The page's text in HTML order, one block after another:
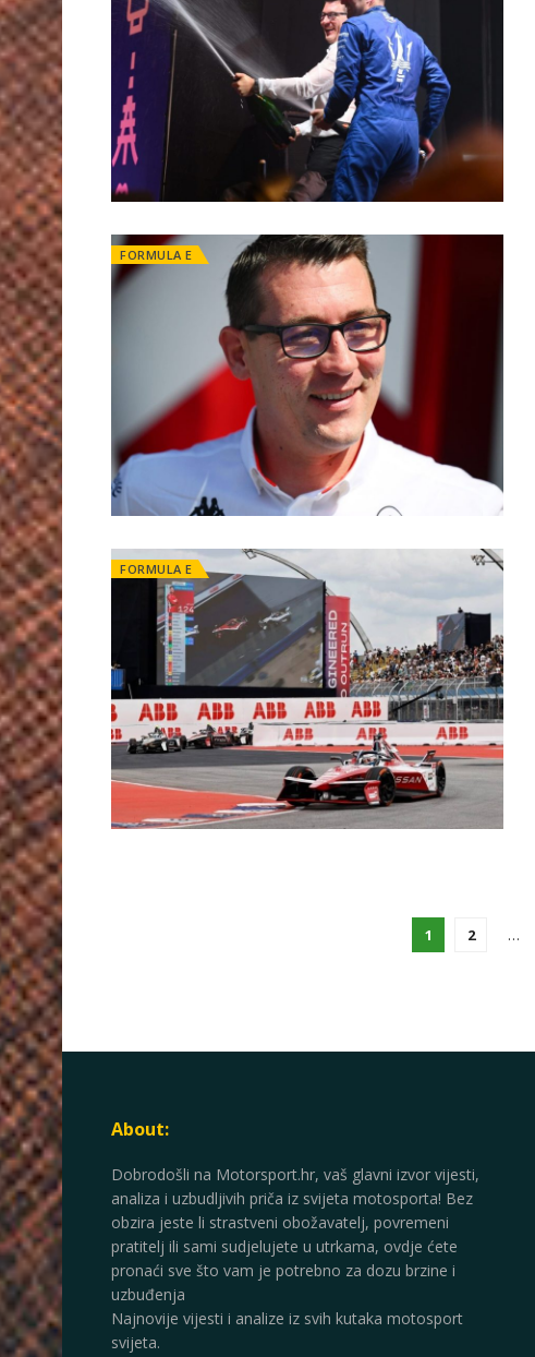
FORMULA E
FORMULA E
1 2 …
About:
Dobrodošli na Motorsport.hr, vaš glavni izvor vijesti,
analiza i uzbudljivih priča iz svijeta motosporta! Bez
obzira jeste li strastveni obožavatelj, povremeni
pratitelj ili sami sudjelujete u utrkama, ovdje ćete
pronaći sve što vam je potrebno za dozu brzine i
uzbuđenja
Najnovije vijesti i analize iz svih kutaka motosport
svijeta.